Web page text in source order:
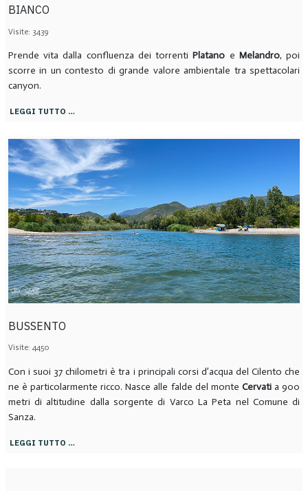
BIANCO
Visite: 3439
Prende vita dalla confluenza dei torrentiPlatano e Melandro, poi
scorre in un contesto di grande valore ambientale tra spettacolari
canyon.
LEGGI TUTTO …
BUSSENTO
Visite: 4450
Con i suoi 37 chilometri è tra i principali corsi d’acqua del Cilento che
ne è particolarmente ricco. Nasce alle falde del monte Cervatia 900
metri di altitudine dalla sorgente di Varco La Peta nel Comune di
Sanza.
LEGGI TUTTO …